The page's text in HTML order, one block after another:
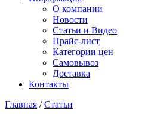
О компании
Новости
Статьи и Видео
Прайс-лист
Категории цен
Самовывоз
Доставка
Контакты
Главная /Статьи